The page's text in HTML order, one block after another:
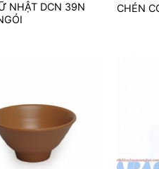
NHẬT DCN 39N
CHÉN